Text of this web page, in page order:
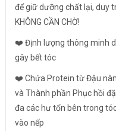
để giữ dưỡng chất lại, duy
KHÔNG CẦN CHỜ!
❤️ Định lượng thông minh
gây bết tóc
❤️ Chứa Protein từ Đậu
và Thành phần Phục hồi
đa các hư tổn bên trong
vào nếp